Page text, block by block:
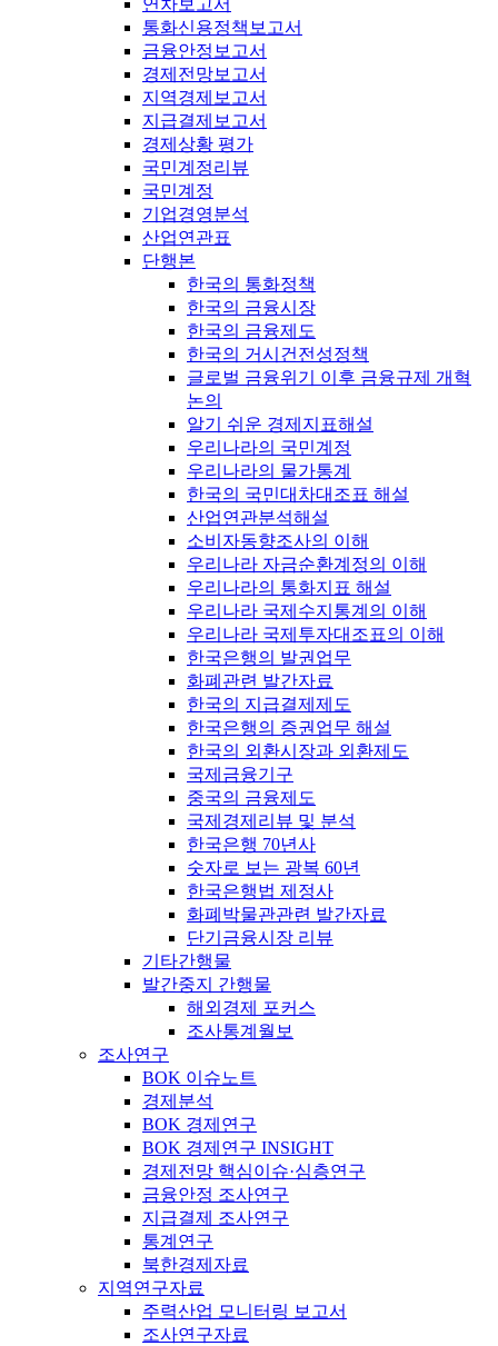
연차보고서
통화신용정책보고서
금융안정보고서
경제전망보고서
지역경제보고서
지급결제보고서
경제상황 평가
국민계정리뷰
국민계정
기업경영분석
산업연관표
단행본
한국의 통화정책
한국의 금융시장
한국의 금융제도
한국의 거시건전성정책
글로벌 금융위기 이후 금융규제 개혁
논의
알기 쉬운 경제지표해설
우리나라의 국민계정
우리나라의 물가통계
한국의 국민대차대조표 해설
산업연관분석해설
소비자동향조사의 이해
우리나라 자금순환계정의 이해
우리나라의 통화지표 해설
우리나라 국제수지통계의 이해
우리나라 국제투자대조표의 이해
한국은행의 발권업무
화폐관련 발간자료
한국의 지급결제제도
한국은행의 증권업무 해설
한국의 외환시장과 외환제도
국제금융기구
중국의 금융제도
국제경제리뷰 및 분석
한국은행 70년사
숫자로 보는 광복 60년
한국은행법 제정사
화폐박물관관련 발간자료
단기금융시장 리뷰
기타간행물
발간중지 간행물
해외경제 포커스
조사통계월보
조사연구
BOK 이슈노트
경제분석
BOK 경제연구
BOK 경제연구 INSIGHT
경제전망 핵심이슈·심층연구
금융안정 조사연구
지급결제 조사연구
통계연구
북한경제자료
지역연구자료
주력산업 모니터링 보고서
조사연구자료